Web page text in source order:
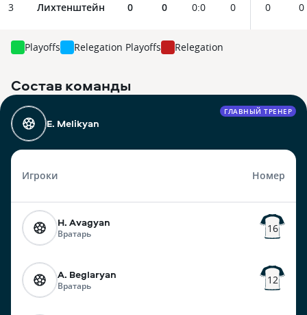
3 Лихтенштейн 0 0 0:0 0 0 0
Playoffs Relegation Playoffs Relegation
Состав команды
E. Melikyan
ГЛАВНЫЙ ТРЕНЕР
Игроки Номер
H. Avagyan
Вратарь 16
A. Beglaryan
Вратарь 12